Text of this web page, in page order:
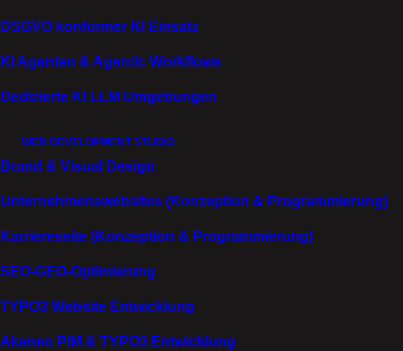
DSGVO konformer KI Einsatz
KI Agenten & Agentic Workflows
Dedizierte KI LLM Umgebungen
WEB DEVELOPMENT STUDIO
Brand & Visual Design
Unternehmenswebsites (Konzeption & Programmierung)
Karriereseite (Konzeption & Programmierung)
SEO-GEO-Optimierung
TYPO3 Website Entwicklung
Akeneo PIM & TYPO3 Entwicklung
MARKE TRIFFT MENSCH
Wir haben die Corporate Brand von ETAS mit der
konsistenter Auftritt, der intern wie extern Vertrauen
von etwas Großem werden können.